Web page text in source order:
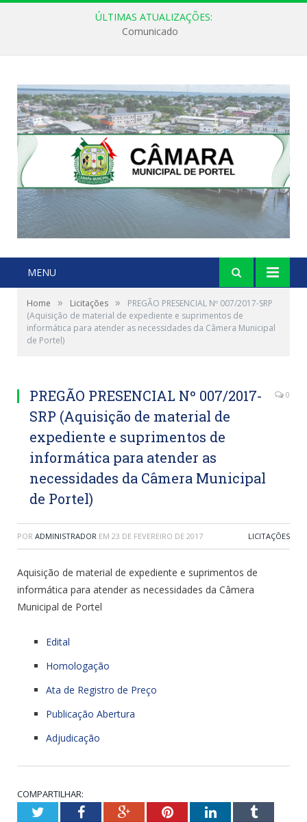
ÚLTIMAS ATUALIZAÇÕES:
Comunicado
MENU
Home » Licitações »
PREGÃO PRESENCIAL Nº 007/2017-SRP
(Aquisição de material de expediente e suprimentos de
informática para atender as necessidades da Câmera Municipal
de Portel)
PREGÃO PRESENCIAL Nº 007/2017-
SRP (Aquisição de material de
expediente e suprimentos de
informática para atender as
necessidades da Câmera Municipal
de Portel)
0
POR ADMINISTRADOR EM 23 DE FEVEREIRO DE 2017 LICITAÇÕES
Aquisição de material de expediente e suprimentos de
informática para atender as necessidades da Câmera
Municipal de Portel
Edital
Homologação
Ata de Registro de Preço
Publicação Abertura
Adjudicação
COMPARTILHAR:
TwitterFacebookGoogle+PinterestLinkedInTumblr